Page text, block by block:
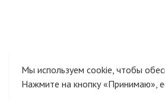
Мы используем cookie, чтобы
Нажмите на кнопку «Принимаю»,